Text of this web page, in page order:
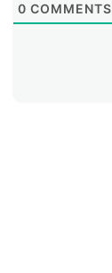
0 COMMENTS